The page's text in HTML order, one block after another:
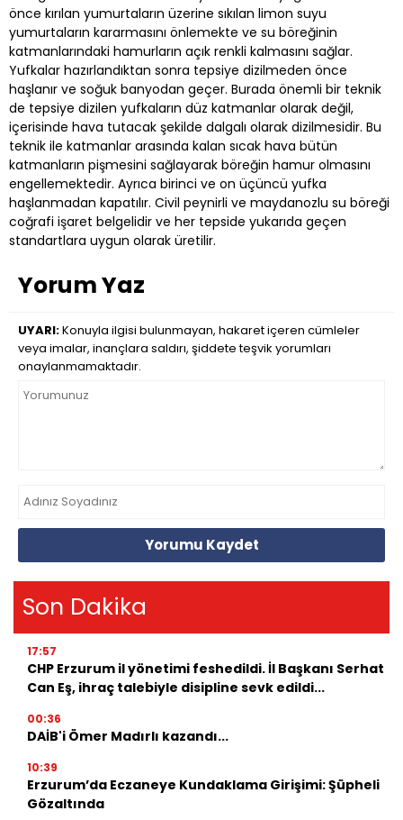
önce kırılan yumurtaların üzerine sıkılan limon suyu
yumurtaların kararmasını önlemekte ve su böreğinin
katmanlarındaki hamurların açık renkli kalmasını sağlar.
Yufkalar hazırlandıktan sonra tepsiye dizilmeden önce
haşlanır ve soğuk banyodan geçer. Burada önemli bir teknik
de tepsiye dizilen yufkaların düz katmanlar olarak değil,
içerisinde hava tutacak şekilde dalgalı olarak dizilmesidir. Bu
teknik ile katmanlar arasında kalan sıcak hava bütün
katmanların pişmesini sağlayarak böreğin hamur olmasını
engellemektedir. Ayrıca birinci ve on üçüncü yufka
haşlanmadan kapatılır. Civil peynirli ve maydanozlu su böreği
coğrafi işaret belgelidir ve her tepside yukarıda geçen
standartlara uygun olarak üretilir.
Yorum Yaz
UYARI:Konuyla ilgisi bulunmayan, hakaret içeren cümleler
veya imalar, inançlara saldırı, şiddete teşvik yorumları
onaylanmamaktadır.
Yorumu Kaydet
Son Dakika
17:57
CHP Erzurum il yönetimi feshedildi. İl Başkanı Serhat
Can Eş, ihraç talebiyle disipline sevk edildi...
00:36
DAİB'i Ömer Madırlı kazandı...
10:39
Erzurum’da Eczaneye Kundaklama Girişimi: Şüpheli
Gözaltında